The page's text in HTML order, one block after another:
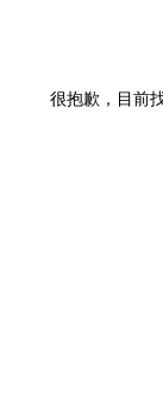
很抱歉，目前